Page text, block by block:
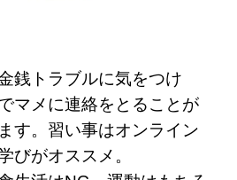
銭トラブルに気をつけ
マメに連絡をとることが
す。習い事はオンライン
びがオススメ。